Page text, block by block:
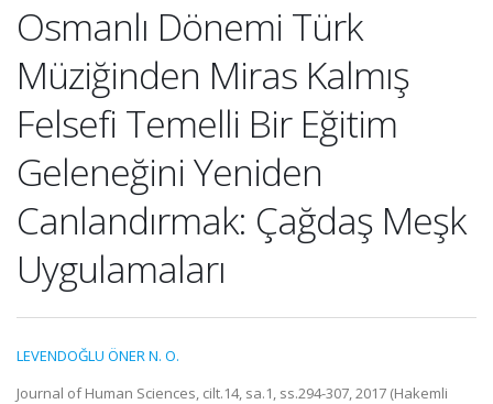
Osmanlı Dönemi Türk
Müziğinden Miras Kalmış
Felsefi Temelli Bir Eğitim
Geleneğini Yeniden
Canlandırmak: Çağdaş Meşk
Uygulamaları
LEVENDOĞLU ÖNER N. O.
Journal of Human Sciences, cilt.14, sa.1, ss.294-307, 2017 (Hakemli